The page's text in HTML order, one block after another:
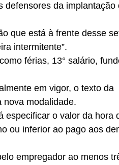
defensores da implantação
que está à frente desse
intermitente”.
férias, 13° salário,
em vigor, o texto da
nova modalidade.
especificar o valor da hora
ou inferior ao pago aos
empregador ao menos